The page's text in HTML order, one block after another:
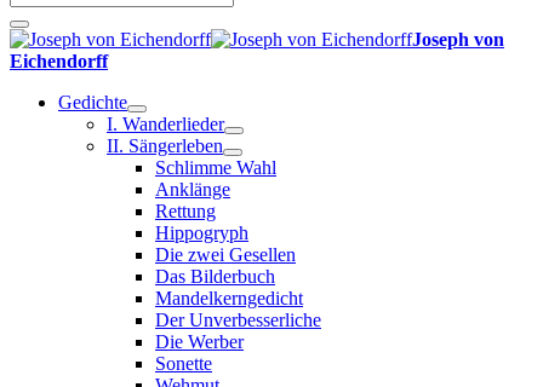
Joseph von
Eichendorff
Gedichte
I. Wanderlieder
II. Sängerleben
Schlimme Wahl
Anklänge
Rettung
Hippogryph
Die zwei Gesellen
Das Bilderbuch
Mandelkerngedicht
Der Unverbesserliche
Die Werber
Sonette